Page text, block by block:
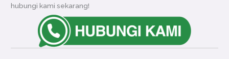
hubungi kami sekarang!